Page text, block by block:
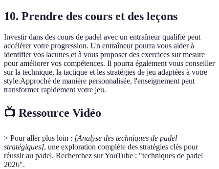
10. Prendre des cours et des leçons
Investir dans des cours de padel avec un entraîneur qualifié peut
accélérer votre progression. Un entraîneur pourra vous aider à
identifier vos lacunes et à vous proposer des exercices sur mesure
pour améliorer vos compétences. Il pourra également vous conseiller
sur la technique, la tactique et les stratégies de jeu adaptées à votre
style.Approché de manière personnalisée, l'enseignement peut
transformer rapidement votre jeu.
📺 Ressource Vidéo
> Pour aller plus loin : [Analyse des techniques de padel
stratégiques], une exploration complète des stratégies clés pour
réussir au padel. Recherchez sur YouTube : "techniques de padel
2026".